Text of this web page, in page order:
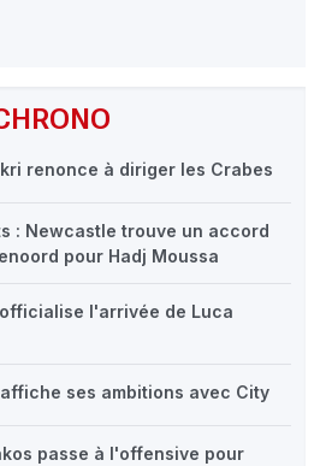
renonce à diriger les Crabes
: Newcastle trouve un accord
pour Hadj Moussa
l'arrivée de Luca
ses ambitions avec City
passe à l'offensive pour